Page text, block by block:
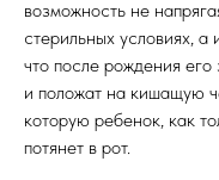
возможность не
стерильных условиях,
что после рождения
и положат на кишащую
которую ребенок, как
потянет в рот.